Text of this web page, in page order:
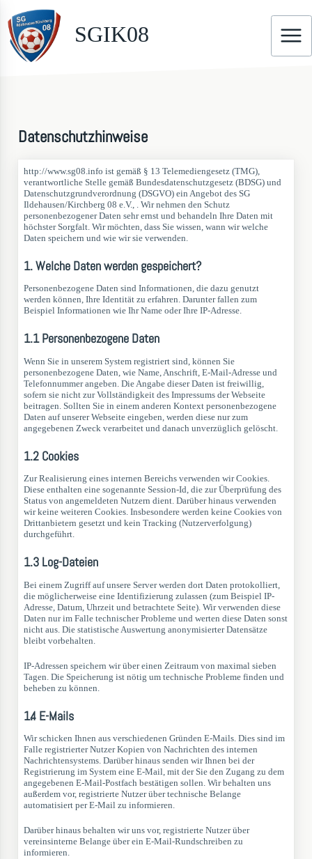
SGIK08
Datenschutzhinweise
http://www.sg08.info ist gemäß § 13 Telemediengesetz (TMG),
verantwortliche Stelle gemäß Bundesdatenschutzgesetz (BDSG) und
Datenschutzgrundverordnung (DSGVO) ein Angebot des SG
Ildehausen/Kirchberg 08 e.V., . Wir nehmen den Schutz
personenbezogener Daten sehr ernst und behandeln Ihre Daten mit
höchster Sorgfalt. Wir möchten, dass Sie wissen, wann wir welche
Daten speichern und wie wir sie verwenden.
1. Welche Daten werden gespeichert?
Personenbezogene Daten sind Informationen, die dazu genutzt
werden können, Ihre Identität zu erfahren. Darunter fallen zum
Beispiel Informationen wie Ihr Name oder Ihre IP-Adresse.
1.1 Personenbezogene Daten
Wenn Sie in unserem System registriert sind, können Sie
personenbezogene Daten, wie Name, Anschrift, E-Mail-Adresse und
Telefonnummer angeben. Die Angabe dieser Daten ist freiwillig,
sofern sie nicht zur Vollständigkeit des Impressums der Webseite
beitragen. Sollten Sie in einem anderen Kontext personenbezogene
Daten auf unserer Webseite eingeben, werden diese nur zum
angegebenen Zweck verarbeitet und danach unverzüglich gelöscht.
1.2 Cookies
Zur Realisierung eines internen Bereichs verwenden wir Cookies.
Diese enthalten eine sogenannte Session-Id, die zur Überprüfung des
Status von angemeldeten Nutzern dient. Darüber hinaus verwenden
wir keine weiteren Cookies. Insbesondere werden keine Cookies von
Drittanbietern gesetzt und kein Tracking (Nutzerverfolgung)
durchgeführt.
1.3 Log-Dateien
Bei einem Zugriff auf unsere Server werden dort Daten protokolliert,
die möglicherweise eine Identifizierung zulassen (zum Beispiel IP-
Adresse, Datum, Uhrzeit und betrachtete Seite). Wir verwenden diese
Daten nur im Falle technischer Probleme und werten diese Daten sonst
nicht aus. Die statistische Auswertung anonymisierter Datensätze
bleibt vorbehalten.
IP-Adressen speichern wir über einen Zeitraum von maximal sieben
Tagen. Die Speicherung ist nötig um technische Probleme finden und
beheben zu können.
1.4 E-Mails
Wir schicken Ihnen aus verschiedenen Gründen E-Mails. Dies sind im
Falle registrierter Nutzer Kopien von Nachrichten des internen
Nachrichtensystems. Darüber hinaus senden wir Ihnen bei der
Registrierung im System eine E-Mail, mit der Sie den Zugang zu dem
angegebenen E-Mail-Postfach bestätigen sollen. Wir behalten uns
außerdem vor, registrierte Nutzer über technische Belange
automatisiert per E-Mail zu informieren.
Darüber hinaus behalten wir uns vor, registrierte Nutzer über
vereinsinterne Belange über ein E-Mail-Rundschreiben zu
informieren.